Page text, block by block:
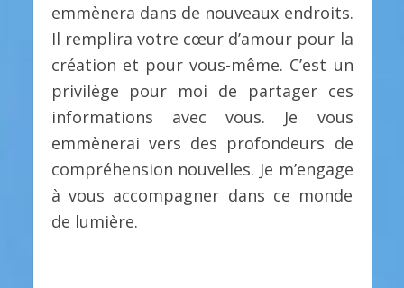
emmènera dans de nouveaux endroits.
Il remplira votre cœur d’amour pour la
création et pour vous-même. C’est un
privilège pour moi de partager ces
informations avec vous. Je vous
emmènerai vers des profondeurs de
compréhension nouvelles. Je m’engage
à vous accompagner dans ce monde
de lumière.